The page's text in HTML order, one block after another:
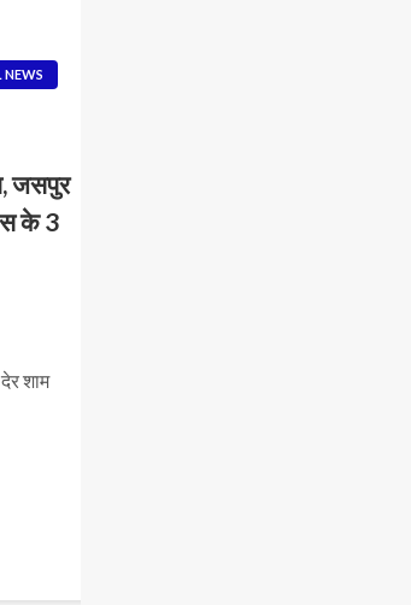
जसपुर
के 3
शाम